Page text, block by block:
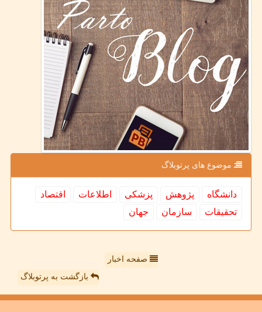
موضوع های پرتوبلاگ
دانشگاه پژوهش پزشكی اطلاعات
اقتصاد
تحقیقات
سازمان جهان
صفحه اخبار
بازگشت به پرتوبلاگ